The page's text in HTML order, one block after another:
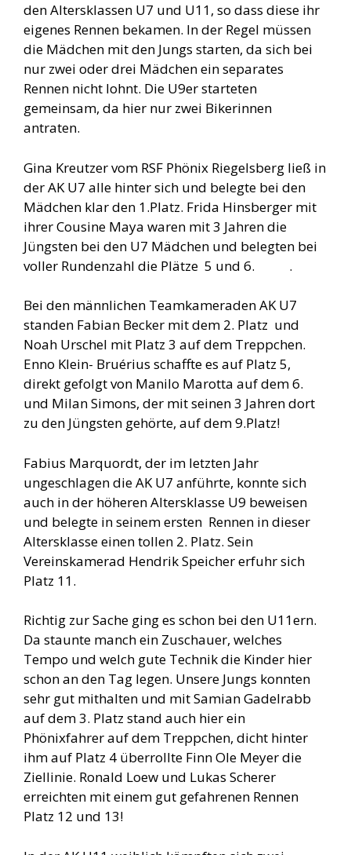
den Altersklassen U7 und U11, so dass diese ihr
eigenes Rennen bekamen. In der Regel müssen
die Mädchen mit den Jungs starten, da sich bei
nur zwei oder drei Mädchen ein separates
Rennen nicht lohnt. Die U9er starteten
gemeinsam, da hier nur zwei Bikerinnen
antraten.
Gina Kreutzer vom RSF Phönix Riegelsberg ließ in
der AK U7 alle hinter sich und belegte bei den
Mädchen klar den 1.Platz. Frida Hinsberger mit
ihrer Cousine Maya waren mit 3 Jahren die
Jüngsten bei den U7 Mädchen und belegten bei
voller Rundenzahl die Plätze 5 und 6. .
Bei den männlichen Teamkameraden AK U7
standen Fabian Becker mit dem 2. Platz und
Noah Urschel mit Platz 3 auf dem Treppchen.
Enno Klein- Bruérius schaffte es auf Platz 5,
direkt gefolgt von Manilo Marotta auf dem 6.
und Milan Simons, der mit seinen 3 Jahren dort
zu den Jüngsten gehörte, auf dem 9.Platz!
Fabius Marquordt, der im letzten Jahr
ungeschlagen die AK U7 anführte, konnte sich
auch in der höheren Altersklasse U9 beweisen
und belegte in seinem ersten Rennen in dieser
Altersklasse einen tollen 2. Platz. Sein
Vereinskamerad Hendrik Speicher erfuhr sich
Platz 11.
Richtig zur Sache ging es schon bei den U11ern.
Da staunte manch ein Zuschauer, welches
Tempo und welch gute Technik die Kinder hier
schon an den Tag legen. Unsere Jungs konnten
sehr gut mithalten und mit Samian Gadelrabb
auf dem 3. Platz stand auch hier ein
Phönixfahrer auf dem Treppchen, dicht hinter
ihm auf Platz 4 überrollte Finn Ole Meyer die
Ziellinie. Ronald Loew und Lukas Scherer
erreichten mit einem gut gefahrenen Rennen
Platz 12 und 13!